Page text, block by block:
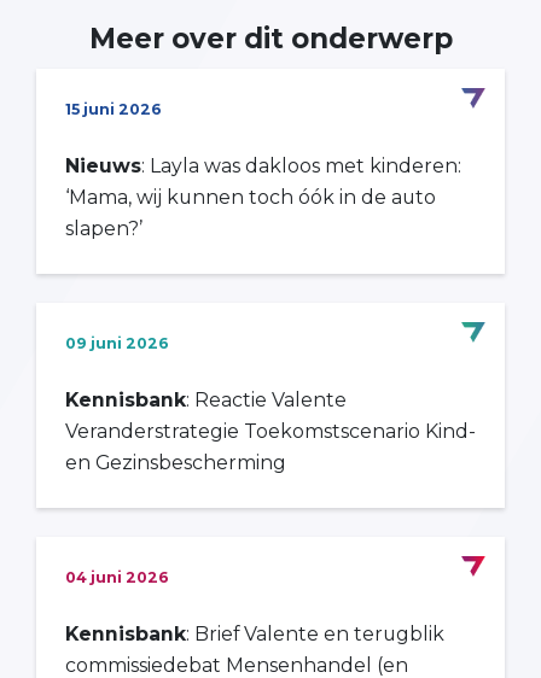
Meer over dit onderwerp
15 juni 2026
Nieuws: Layla was dakloos met kinderen:
‘Mama, wij kunnen toch óók in de auto
slapen?’
09 juni 2026
Kennisbank: Reactie Valente
Veranderstrategie Toekomstscenario Kind-
en Gezinsbescherming
04 juni 2026
Kennisbank: Brief Valente en terugblik
commissiedebat Mensenhandel (en